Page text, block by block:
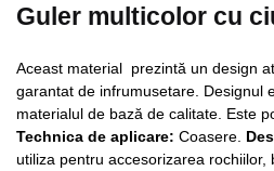
Guler multicolor cu
Aceast material prezintă un design
garantat de infrumusetare. Designul
materialul de bază de calitate. Este
Technica de aplicare: Coasere.
utiliza pentru accesorizarea rochiilor,